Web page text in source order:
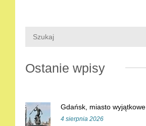
Ostanie wpisy
Gdańsk, miasto wyjątkowe
4 sierpnia 2026